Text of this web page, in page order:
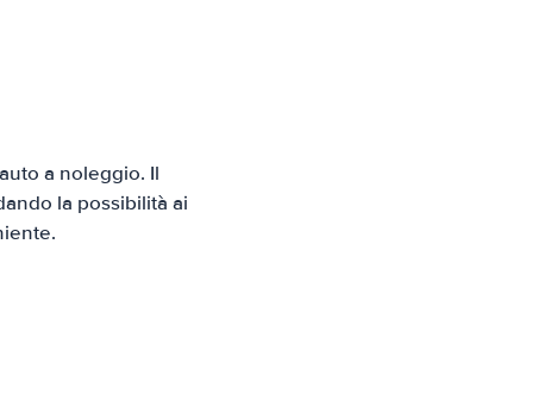
a noleggio. Il
la possibilità ai